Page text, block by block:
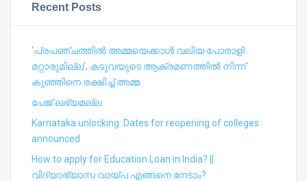
Recent Posts
‘പ്രപഞ്ചത്തില്‍ അമ്മയെക്കാള്‍ വലിയ പോരാളി
മറ്റാരുമില്ല’, കടുവയുടെ ആക്രമണത്തില്‍ നിന്ന്
കുഞ്ഞിനെ രക്ഷിച്ച് അമ്മ
പേജ് ലഭ്യമല്ല
Karnataka unlocking: Dates for reopening of colleges
announced
How to apply for Education Loan in India? ||
വിദ്യാഭ്യാസ വായ്പ എങ്ങനെ നേടാം?